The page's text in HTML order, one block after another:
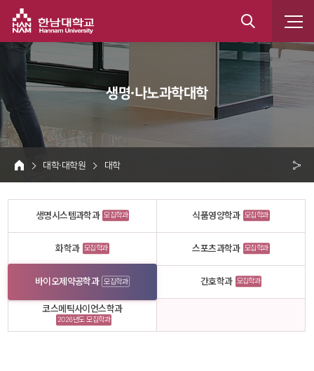
통
합
검
생명·나노과학대학
HOME
대학·대학원 대학
생명시스템과학과 모집학과 식품영양학과 모집학과
화학과 모집학과 스포츠과학과 모집학과
바이오제약공학과 모집학과 간호학과 모집학과
코스메틱사이언스학과
2026년도 모집학과